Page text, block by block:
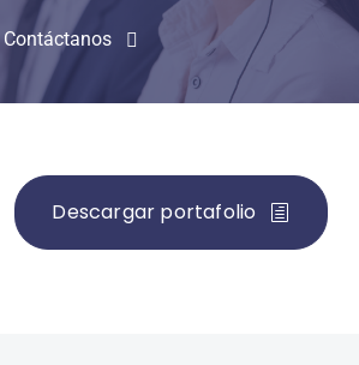
Contáctanos
Descargar portafolio